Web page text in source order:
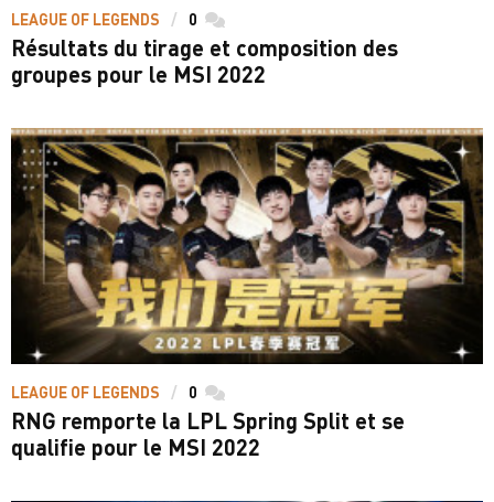
LEAGUE OF LEGENDS 0 commentaires
Résultats du tirage et composition des
groupes pour le MSI 2022
LEAGUE OF LEGENDS 0 commentaires
RNG remporte la LPL Spring Split et se
qualifie pour le MSI 2022